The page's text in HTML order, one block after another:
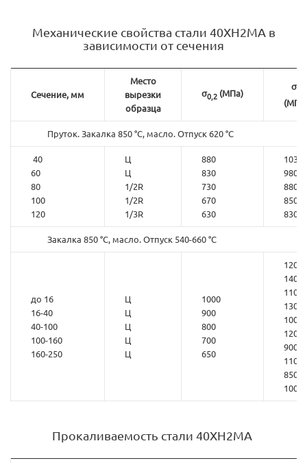
Механические свойства стали 40ХН2МА в
зависимости от сечения
Сечение, мм
Место
вырезки
образца
σ0,2 (МПа)
σв
(МПа)
Пруток. Закалка 850 °С, масло. Отпуск 620 °С
40
60
80
100
120
Ц
Ц
1/2R
1/2R
1/3R
880
830
730
670
630
1030
980
880
850
830
Закалка 850 °С, масло. Отпуск 540-660 °С
до 16
16-40
40-100
100-160
160-250
Ц
Ц
Ц
Ц
Ц
1000
900
800
700
650
1200-
1400
1100-
1300
1000-
1200
900-
1100
850-
1000
Прокаливаемость стали 40ХН2МА